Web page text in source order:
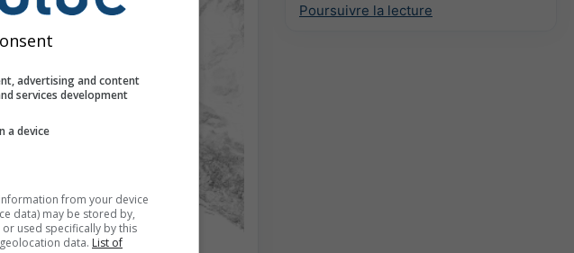
Poursuivre la lecture
Auto (NEMSGLOBAL Global)
advertising and content
services development
a device
from your device
data) may be stored by,
used specifically by this
data. List of